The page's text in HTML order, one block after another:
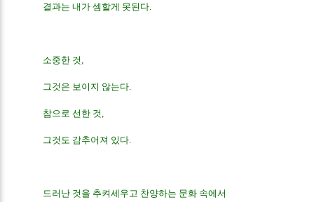
결과는 내가 셈할게 못된다.
소중한 것,
그것은 보이지 않는다.
참으로 선한 것,
그것도 감추어져 있다.
드러난 것을 추켜세우고 찬양하는 문화 속에서